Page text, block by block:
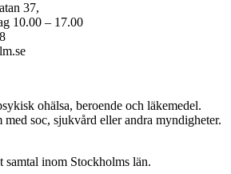
37,
10.00 – 17.00
ohälsa, beroende och läkemedel.
soc, sjukvård eller andra myndigheter.
samtal inom Stockholms län.